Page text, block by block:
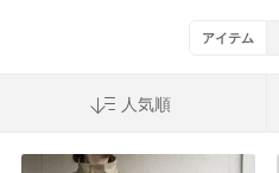
アイテム
人気順